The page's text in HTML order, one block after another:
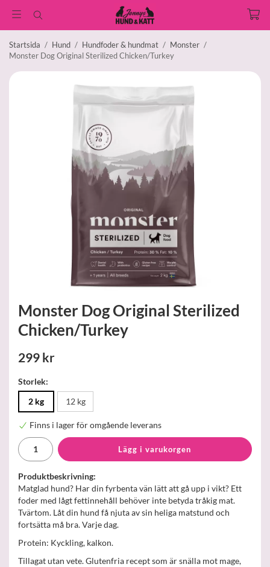
Startsida / Hund / Hundfoder & hundmat / Monster /
Monster Dog Original Sterilized Chicken/Turkey
Monster Dog Original Sterilized
Chicken/Turkey
299 kr
Storlek:
2 kg
12 kg
Finns i lager för omgående leverans
Lägg i varukorgen
Produktbeskrivning:
Matglad hund? Har din fyrbenta vän lätt att gå upp i vikt? Ett
foder med lågt fettinnehåll behöver inte betyda tråkig mat.
Tvärtom. Låt din hund få njuta av sin heliga matstund och
fortsätta må bra. Varje dag.
Protein: Kyckling, kalkon.
Tillagat utan vete. Glutenfria recept som är snälla mot mage,